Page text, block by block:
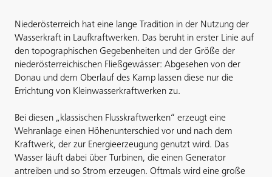
Niederösterreich hat eine lange Tradition in der Nutzung der
Wasserkraft in Laufkraftwerken. Das beruht in erster Linie auf
den topographischen Gegebenheiten und der Größe der
niederösterreichischen Fließgewässer: Abgesehen von der
Donau und dem Oberlauf des Kamp lassen diese nur die
Errichtung von Kleinwasserkraftwerken zu.
Bei diesen „klassischen Flusskraftwerken“ erzeugt eine
Wehranlage einen Höhenunterschied vor und nach dem
Kraftwerk, der zur Energieerzeugung genutzt wird. Das
Wasser läuft dabei über Turbinen, die einen Generator
antreiben und so Strom erzeugen. Oftmals wird eine große